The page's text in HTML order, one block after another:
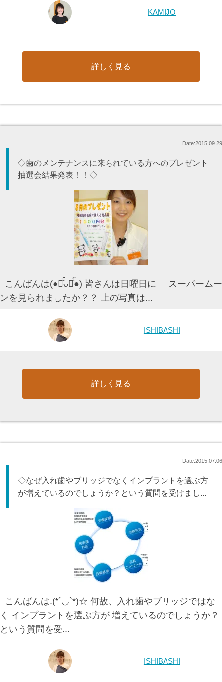
KAMIJO
詳しく見る
Date:2015.09.29
◇歯のメンテナンスに来られている方へのプレゼント
抽選会結果発表！！◇
こんばんは(●⚈᷀᷁ᴗ⚈᷀᷁●) 皆さんは日曜日に スーパームー
ンを見られましたか？？ 上の写真は...
ISHIBASHI
詳しく見る
Date:2015.07.06
◇なぜ入れ歯やブリッジでなくインプラントを選ぶ方
が増えているのでしょうか？という質問を受けまし...
こんばんは.(*´◡`*)☆ 何故、入れ歯やブリッジではな
く インプラントを選ぶ方が 増えているのでしょうか？
という質問を受...
ISHIBASHI